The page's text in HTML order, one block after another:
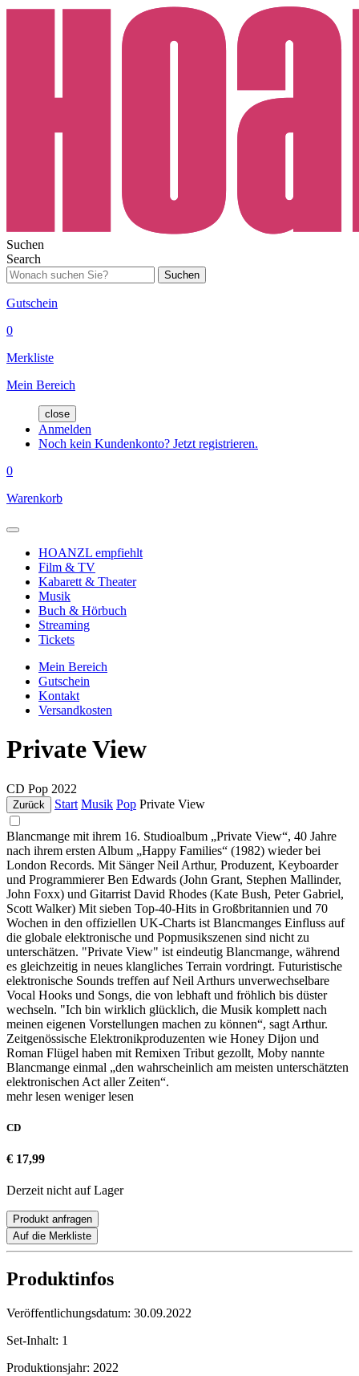
Suchen
Search
Suchen
Gutschein
0
Merkliste
Mein Bereich
close
Anmelden
Noch kein Kundenkonto? Jetzt registrieren.
0
Warenkorb
HOANZL empfiehlt
Film & TV
Kabarett & Theater
Musik
Buch & Hörbuch
Streaming
Tickets
Mein Bereich
Gutschein
Kontakt
Versandkosten
Private View
CD Pop 2022
Zurück Start Musik Pop Private View
Blancmange mit ihrem 16. Studioalbum „Private View“, 40 Jahre
nach ihrem ersten Album „Happy Families“ (1982) wieder bei
London Records. Mit Sänger Neil Arthur, Produzent, Keyboarder
und Programmierer Ben Edwards (John Grant, Stephen Mallinder,
John Foxx) und Gitarrist David Rhodes (Kate Bush, Peter Gabriel,
Scott Walker) Mit sieben Top-40-Hits in Großbritannien und 70
Wochen in den offiziellen UK-Charts ist Blancmanges Einfluss auf
die globale elektronische und Popmusikszenen sind nicht zu
unterschätzen. "Private View" ist eindeutig Blancmange, während
es gleichzeitig in neues klangliches Terrain vordringt. Futuristische
elektronische Sounds treffen auf Neil Arthurs unverwechselbare
Vocal Hooks und Songs, die von lebhaft und fröhlich bis düster
wechseln. "Ich bin wirklich glücklich, die Musik komplett nach
meinen eigenen Vorstellungen machen zu können“, sagt Arthur.
Zeitgenössische Elektronikproduzenten wie Honey Dijon und
Roman Flügel haben mit Remixen Tribut gezollt, Moby nannte
Blancmange einmal „den wahrscheinlich am meisten unterschätzten
elektronischen Act aller Zeiten“.
mehr lesen weniger lesen
CD
€ 17,99
Derzeit nicht auf Lager
Produkt anfragen
Auf die Merkliste
Produktinfos
Veröffentlichungsdatum: 30.09.2022
Set-Inhalt: 1
Produktionsjahr: 2022